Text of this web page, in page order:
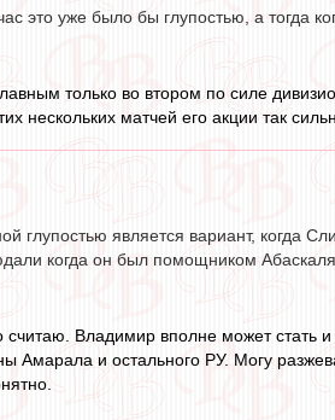
это уже было бы глупостью, а тогда
только во втором по силе
нескольких матчей его акции так
глупостью является вариант, когда
когда он был помощником
Владимир вполне может стать
Амарала и остального РУ. Могу